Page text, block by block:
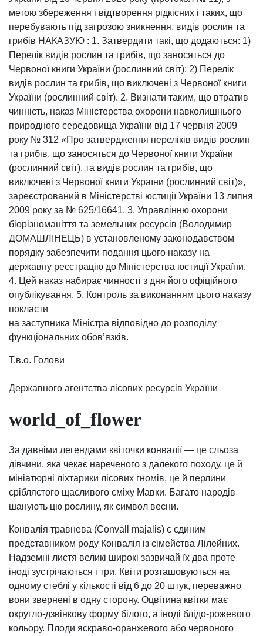
метою збереження і відтворення рідкісних і таких, що
перебувають під загрозою зникнення, видів рослин та
грибів НАКАЗУЮ : 1. Затвердити такі, що додаються: 1)
Перелік видів рослин та грибів, що заносяться до
Червоної книги України (рослинний світ); 2) Перелік
видів рослин та грибів, що виключені з Червоної книги
України (рослинний світ). 2. Визнати таким, що втратив
чинність, наказ Міністерства охорони навколишнього
природного середовища України від 17 червня 2009
року № 312 «Про затвердження переліків видів рослин
та грибів, що заносяться до Червоної книги України
(рослинний світ), та видів рослин та грибів, що
виключені з Червоної книги України (рослинний світ)»,
зареєстрований в Міністерстві юстиції України 13 липня
2009 року за № 625/16641. 3. Управлінню охорони
біорізноманіття та земельних ресурсів (Володимир
ДОМАШЛІНЕЦЬ) в установленому законодавством
порядку забезпечити подання цього наказу на
державну реєстрацію до Міністерства юстиції України.
4. Цей наказ набирає чинності з дня його офіційного
опублікування. 5. Контроль за виконанням цього наказу
покласти
на заступника Міністра відповідно до розподілу
функціональних обов’язків.
Т.в.о. Голови
Державного агентства лісових ресурсів України
world_of_flower
За давніми легендами квіточки конвалії — це сльоза
дівчини, яка чекає нареченого з далекого походу, це й
мініатюрні ліхтарики лісових гномів, це й перлини
сріблястого щасливого сміху Мавки. Багато народів
шанують цю рослину, як символ весни.
Конвалія травнева (Convall majalis) є єдиним
представником роду Конвалія із сімейства Лілейних.
Надземні листя великі широкі зазвичай їх два проте
іноді зустрічаються і три. Квіти розташовуються на
одному стеблі у кількості від 6 до 20 штук, переважно
вони звернені в одну сторону. Оцвітина квітки має
округло-дзвінкову форму білого, а іноді блідо-рожевого
кольору. Плоди яскраво-оранжевого або червоного